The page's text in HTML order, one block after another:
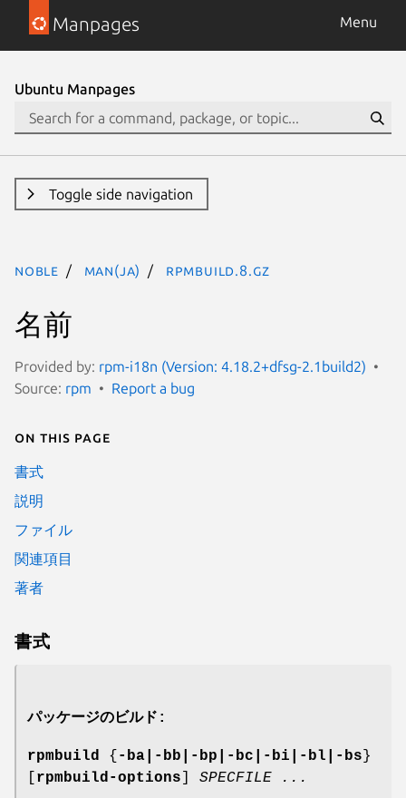
Manpages Menu
Ubuntu Manpages
Toggle side navigation
noble man(ja) rpmbuild.8.gz
名前
Provided by: rpm-i18n (Version: 4.18.2+dfsg-2.1build2)
Source: rpm Report a bug
On this page
書式
説明
ファイル
関連項目
著者
書式
パッケージのビルド:
rpmbuild { -ba|-bb|-bp|-bc|-bi|-bl|-bs }
rpmbuild-options SPECFILE ...